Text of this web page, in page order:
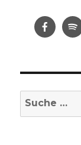
Suche
nach: